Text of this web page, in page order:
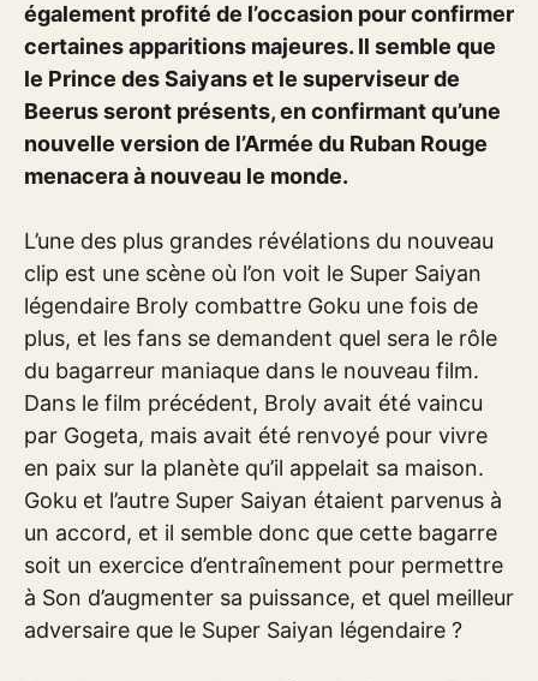
également profité de l’occasion pour confirmer
certaines apparitions majeures. Il semble que
le Prince des Saiyans et le superviseur de
Beerus seront présents, en confirmant qu’une
nouvelle version de l’Armée du Ruban Rouge
menacera à nouveau le monde.
L’une des plus grandes révélations du nouveau
clip est une scène où l’on voit le Super Saiyan
légendaire Broly combattre Goku une fois de
plus, et les fans se demandent quel sera le rôle
du bagarreur maniaque dans le nouveau film.
Dans le film précédent, Broly avait été vaincu
par Gogeta, mais avait été renvoyé pour vivre
en paix sur la planète qu’il appelait sa maison.
Goku et l’autre Super Saiyan étaient parvenus à
un accord, et il semble donc que cette bagarre
soit un exercice d’entraînement pour permettre
à Son d’augmenter sa puissance, et quel meilleur
adversaire que le Super Saiyan légendaire ?